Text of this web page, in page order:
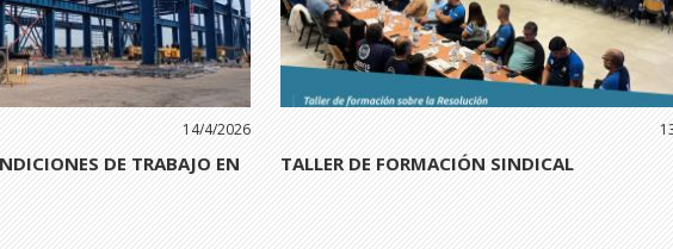
14/4/2026
DE TRABAJO EN
TALLER DE FORMACIÓN SINDICAL